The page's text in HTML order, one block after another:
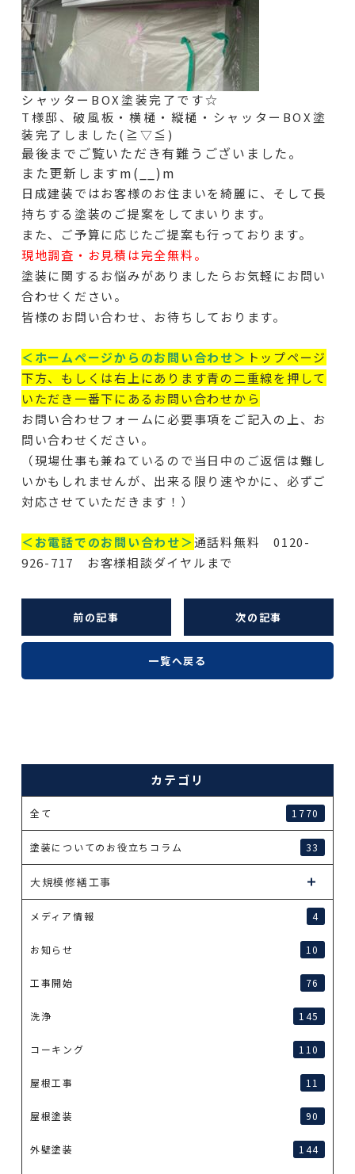
シャッターBOX塗装完了です☆
T様邸、破風板・横樋・縦樋・シャッターBOX塗
装完了しました(≧▽≦)
最後までご覧いただき有難うございました。
また更新しますm(__)m
日成建装ではお客様のお住まいを綺麗に、そして長
持ちする塗装のご提案をしてまいります。
また、ご予算に応じたご提案も行っております。
現地調査・お見積は完全無料。
塗装に関するお悩みがありましたらお気軽にお問い
合わせください。
皆様のお問い合わせ、お待ちしております。
＜ホームページからのお問い合わせ＞ トップページ
下方、もしくは右上にあります青の二重線を押して
いただき一番下にあるお問い合わせから
お問い合わせフォームに必要事項をご記入の上、お
問い合わせください。
（現場仕事も兼ねているので当日中のご返信は難し
いかもしれませんが、出来る限り速やかに、必ずご
対応させていただきます！）
＜お電話でのお問い合わせ＞通話料無料 0120-
926-717 お客様相談ダイヤルまで
前の記事 次の記事
一覧へ戻る
カテゴリ
全て 1770
塗装についてのお役立ちコラム 33
大規模修繕工事
メディア情報 4
お知らせ 10
工事開始 76
洗浄 145
コーキング 110
屋根工事 11
屋根塗装 90
外壁塗装 144